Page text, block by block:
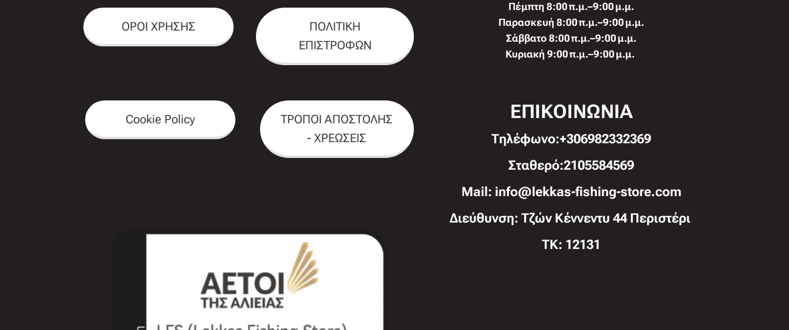
ΟΡΟΙ ΧΡΗΣΗΣ
ΠΟΛΙΤΙΚΗ
ΕΠΙΣΤΡΟΦΩΝ
Cookie Policy
ΤΡΟΠΟΙ ΑΠΟΣΤΟΛΗΣ
- ΧΡΕΩΣΕΙΣ
Πέμπτη 8:00 π.μ.–9:00 μ.μ.
Παρασκευή 8:00 π.μ.–9:00 μ.μ.
Σάββατο 8:00 π.μ.–9:00 μ.μ.
Κυριακή 9:00 π.μ.–9:00 μ.μ.
ΕΠΙΚΟΙΝΩΝΙΑ
Τηλέφωνo:+306982332369
Σταθερό:2105584569
Mail: info@lekkas-fishing-store.com
Διεύθυνση: Τζών Κέννεντυ 44 Περιστέρι
TK: 12131